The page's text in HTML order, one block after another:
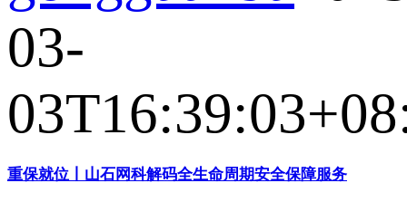
03-
重保就位丨山石网科解码全生命周期安全保障服务